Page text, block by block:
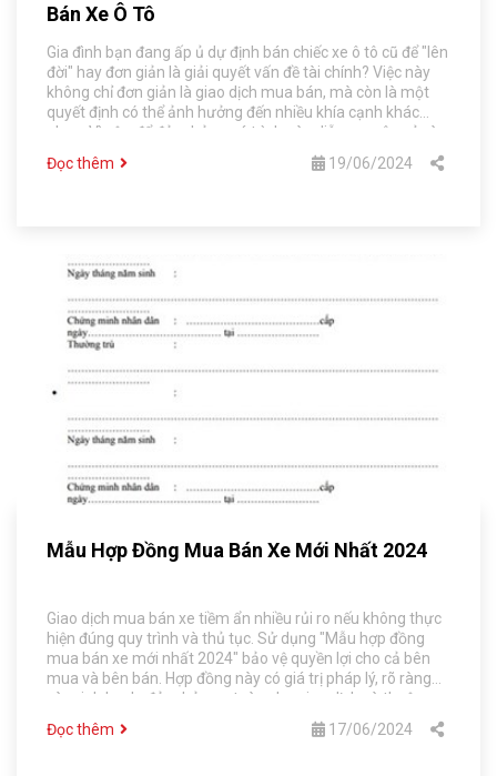
Bán Xe Ô Tô
Gia đình bạn đang ấp ủ dự định bán chiếc xe ô tô cũ để "lên
đời" hay đơn giản là giải quyết vấn đề tài chính? Việc này
không chỉ đơn giản là giao dịch mua bán, mà còn là một
quyết định có thể ảnh hưởng đến nhiều khía cạnh khác
nhau. Vì vậy, để đảm bảo quá trình này diễn ra suôn sẻ và
hiệu quả, hãy cùng nhau tìm hiểu những lưu ý quan trọng
mà bạn nên lưu ý khi gia đình cần bán xe ô tô.
Đọc thêm 19/06/2024
Mẫu Hợp Đồng Mua Bán Xe Mới Nhất 2024
Giao dịch mua bán xe tiềm ẩn nhiều rủi ro nếu không thực
hiện đúng quy trình và thủ tục. Sử dụng "Mẫu hợp đồng
mua bán xe mới nhất 2024" bảo vệ quyền lợi cho cả bên
mua và bên bán. Hợp đồng này có giá trị pháp lý, rõ ràng
và minh bạch, đảm bảo an toàn cho giao dịch và thuận
tiện cho việc sang tên đổi chủ. Bài viết cung cấp thông tin
chi tiết về mẫu hợp đồng 2024 cùng hướng dẫn sử dụng,
Đọc thêm 17/06/2024